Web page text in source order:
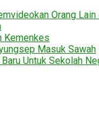
Orang
Kemenkes
Masuk Sawah
Untuk Sekolah